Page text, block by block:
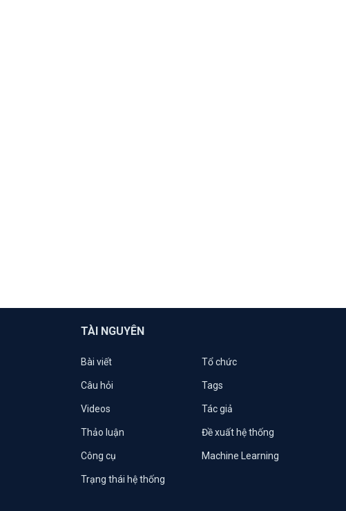
TÀI NGUYÊN
Bài viết Tổ chức
Câu hỏi Tags
Videos Tác giả
Thảo luận Đề xuất hệ thống
Công cụ Machine Learning
Trạng thái hệ thống